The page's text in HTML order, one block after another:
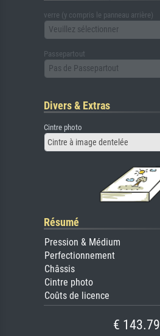
verre (y compris le panneau arrière)
Veuillez sélectionner
Passepartout
Pas de Passepartout
Divers & Extras
Cintre photo
Cintre à image dentelée
Résumé
Pression & Médium
Perfectionnement
Châssis
Cintre photo
Coûts de licence
€ 143.79